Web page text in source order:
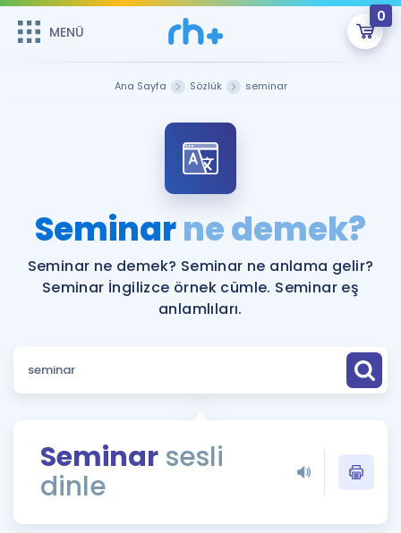
MENÜ
0
ÜYE DEĞİLİM
Sepetin Şu An Boş.
Remzi Hoca ile seni sınava hazırlayacak onlarca eğitim seni
bekliyor!
MENÜ
Faydalı Araçlar
Sözlük
Rehberlik Aracı
ÖSYM Sınav Takvimi
Hakkımızda
Ana Sayfa Sözlük seminar
Seminarne demek?
Seminar ne demek? Seminar ne anlama gelir?
Seminar İngilizce örnek cümle. Seminar eş
anlamlıları.
Seminar sesli
dinle